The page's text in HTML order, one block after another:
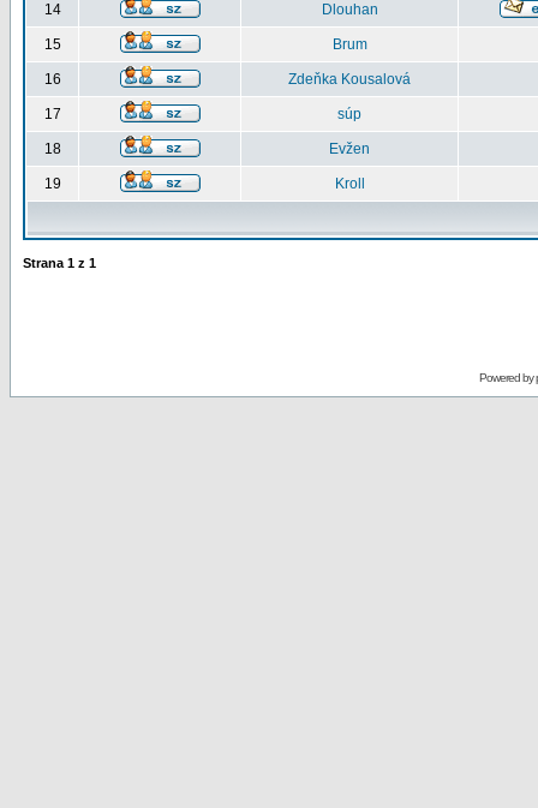
14 Dlouhan
15 Brum
16 Zdeňka Kousalová
17 súp
18 Evžen
19 Kroll
Strana 1 z 1
Powered by